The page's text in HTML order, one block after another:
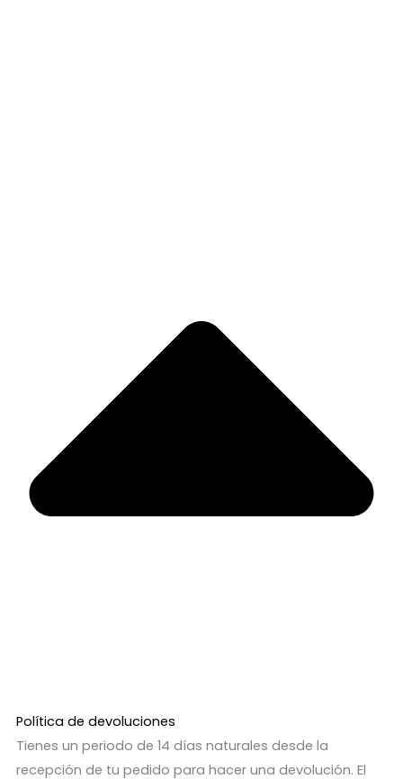
Política de devoluciones
Tienes un periodo de 14 días naturales desde la
recepción de tu pedido para hacer una devolución. El